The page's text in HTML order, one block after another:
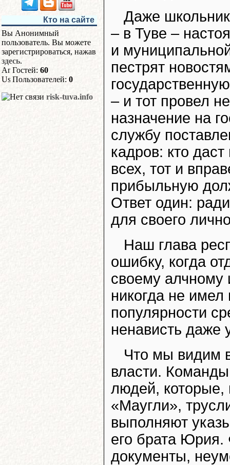
Кто на сайте
Вы Анонимный
пользователь. Вы можете
зарегистрироваться, нажав
здесь.
Гостей: 60
Пользователей: 0
risk-tuva.info
Даже
– в Туве –
и
пестрят
– и тот провел
назначение на
службу
кадров: кто
всех, тот и
прибыльную
Ответ один:
для своего
Наш глава
ошибку, когда
своему алчному
никогда не имел
популярности
ненависть даже
Что мы видим
власти.
людей,
«Маугли»,
выполняют
его брата Юрия.
документы,